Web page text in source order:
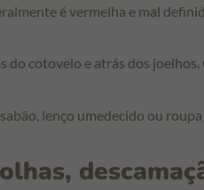
é vermelha e mal
do cotovelo e atrás dos
lenço umedecido ou